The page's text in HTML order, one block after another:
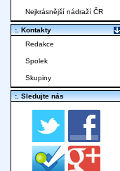
Nejkrásnější nádraží ČR
:. Kontakty
Redakce
Spolek
Skupiny
:. Sledujte nás